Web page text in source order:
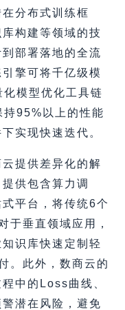
分布式训练框
构建等领域的技
部署落地的全流
擎可将千亿级模
模型优化工具链
95%以上的性能
实现快速迭代。
提供差异化的解
供包含算力调
平台，将传统6个
于垂直领域应用，
识库快速定制轻
。此外，数商云的
中的Loss曲线、
潜在风险，避免